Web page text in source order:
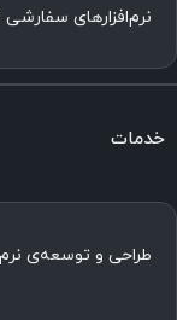
نرم‌افزارهای
خدمات
طراحی و توسعه‌ی